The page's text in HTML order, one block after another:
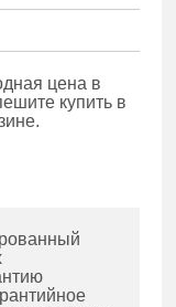
цена в
купить в